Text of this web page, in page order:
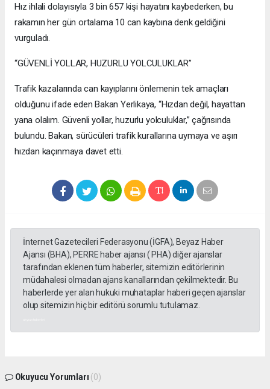
Hız ihlali dolayısıyla 3 bin 657 kişi hayatını kaybederken, bu
rakamın her gün ortalama 10 can kaybına denk geldiğini
vurguladı.
“GÜVENLİ YOLLAR, HUZURLU YOLCULUKLAR”
Trafik kazalarında can kayıplarını önlemenin tek amaçları
olduğunu ifade eden Bakan Yerlikaya, “Hızdan değil, hayattan
yana olalım. Güvenli yollar, huzurlu yolculuklar,” çağrısında
bulundu. Bakan, sürücüleri trafik kurallarına uymaya ve aşırı
hızdan kaçınmaya davet etti.
İnternet Gazetecileri Federasyonu (İGFA), Beyaz Haber
Ajansı (BHA), PERRE haber ajansı ( PHA) diğer ajanslar
tarafından eklenen tüm haberler, sitemizin editörlerinin
müdahalesi olmadan ajans kanallarından çekilmektedir. Bu
haberlerde yer alan hukuki muhataplar haberi geçen ajanslar
olup sitemizin hiç bir editörü sorumlu tutulamaz.
Okuyucu Yorumları (0)